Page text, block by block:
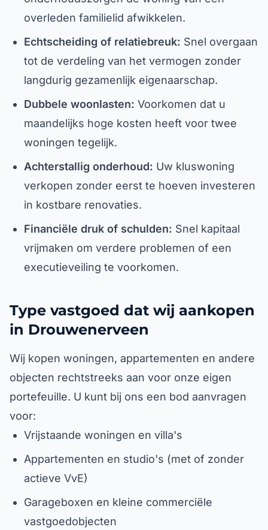
overleden familielid afwikkelen.
Echtscheiding of relatiebreuk: Snel overgaan
tot de verdeling van het vermogen zonder
langdurig gezamenlijk eigenaarschap.
Dubbele woonlasten: Voorkomen dat u
maandelijks hoge kosten heeft voor twee
woningen tegelijk.
Achterstallig onderhoud: Uw kluswoning
verkopen zonder eerst te hoeven investeren
in kostbare renovaties.
Financiële druk of schulden: Snel kapitaal
vrijmaken om verdere problemen of een
executieveiling te voorkomen.
Type vastgoed dat wij aankopen
in Drouwenerveen
Wij kopen woningen, appartementen en andere
objecten rechtstreeks aan voor onze eigen
portefeuille. U kunt bij ons een bod aanvragen
voor:
Vrijstaande woningen en villa's
Appartementen en studio's (met of zonder
actieve VvE)
Garageboxen en kleine commerciële
vastgoedobjecten